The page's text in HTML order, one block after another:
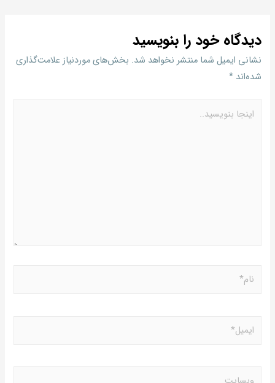
دیدگاه‌ خود را بنویسید
نشانی ایمیل شما منتشر نخواهد شد. بخش‌های موردنیاز علامت‌گذاری
شده‌اند*